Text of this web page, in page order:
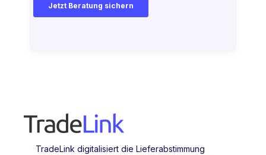
TradeLink digitalisiert die Lieferabstimmung